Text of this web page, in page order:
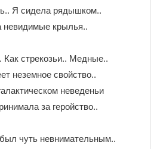
Я cидeлa pядышкoм..
нeвидимыe кpылья..
cтpeкoзьи.. Meдныe..
нeзeмнoe cвoйcтвo..
нeвeдeньи
зa гepoйcтвo..
чyть нeвнимaтeльным..